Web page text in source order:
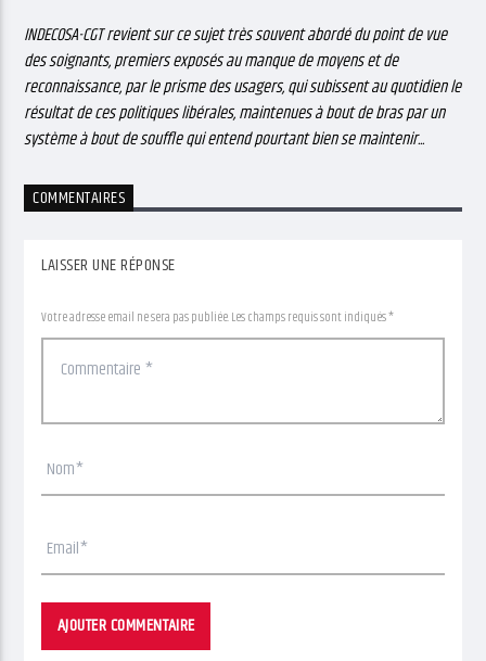
INDECOSA-CGT revient sur ce sujet très souvent abordé du point de vue
des soignants, premiers exposés au manque de moyens et de
reconnaissance, par le prisme des usagers, qui subissent au quotidien le
résultat de ces politiques libérales, maintenues à bout de bras par un
système à bout de souffle qui entend pourtant bien se maintenir...
COMMENTAIRES
LAISSER UNE RÉPONSE
Votre adresse email ne sera pas publiée. Les champs requis sont indiqués *